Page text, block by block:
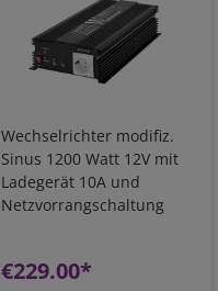
Wechselrichter modifiz.
Sinus 1200 Watt 12V mit
Ladegerät 10A und
Netzvorrangschaltung
€229.00*